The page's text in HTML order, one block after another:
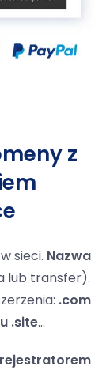
z
sieci. Nazwa
lub transfer).
.com
.site...